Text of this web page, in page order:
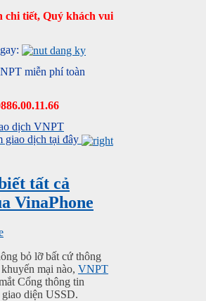
chi tiết, Quý khách vui
miễn phí toàn
dịch VNPT
giao dịch tại đây
tất cả
VinaPhone
bỏ lỡ bất cứ thông
mại nào, VNPT
Cổng thông tin
diện USSD.